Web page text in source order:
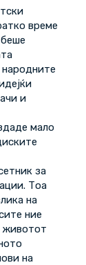
време
и
мало
за
Тоа
на
ние
животот
на